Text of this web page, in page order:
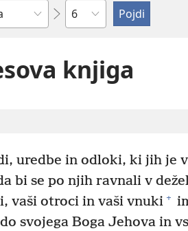
Poglavje
knjiga
uredbe in odloki, ki jih je
bi se po njih ravnali v
vaši otroci in vaši vnuki +
svojega Boga Jehova in